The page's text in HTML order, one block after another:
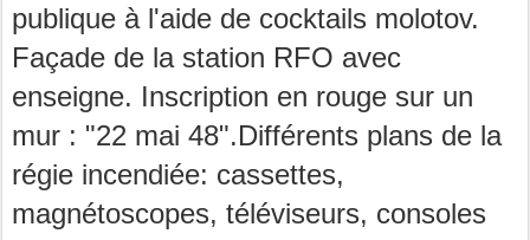
publique à l'aide de cocktails molotov.
Façade de la station RFO avec
enseigne. Inscription en rouge sur un
mur : "22 mai 48".Différents plans de la
régie incendiée: cassettes,
magnétoscopes, téléviseurs, consoles